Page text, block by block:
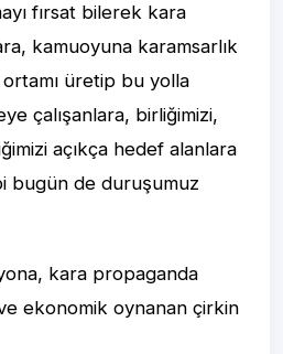
fırsat bilerek kara
kamuoyuna karamsarlık
üretip bu yolla
çalışanlara, birliğimizi,
açıkça hedef alanlara
bugün de duruşumuz
kara propaganda
ekonomik oynanan çirkin